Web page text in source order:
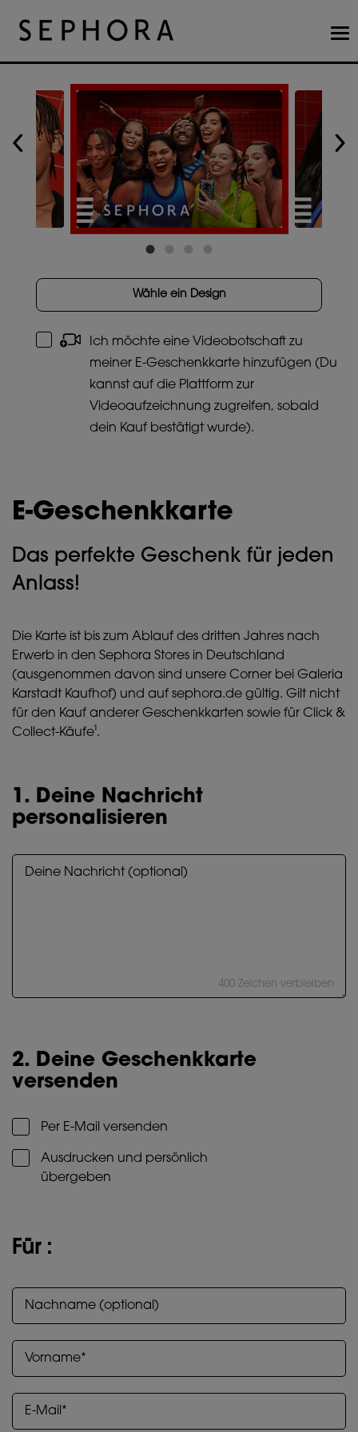
Wähle ein Design
Ich möchte eine Videobotschaft zu
meiner E-Geschenkkarte hinzufügen (Du
kannst auf die Plattform zur
Videoaufzeichnung zugreifen, sobald
dein Kauf bestätigt wurde).
E-Geschenkkarte
Das perfekte Geschenk für jeden
Anlass!
Die Karte ist bis zum Ablauf des dritten Jahres nach
Erwerb in den Sephora Stores in Deutschland
(ausgenommen davon sind unsere Corner bei Galeria
Karstadt Kaufhof) und auf sephora.de gültig. Gilt nicht
für den Kauf anderer Geschenkkarten sowie für Click &
Collect-Käufe¹.
1. Deine Nachricht
personalisieren
400 Zeichen verbleiben
2. Deine Geschenkkarte
versenden
Per E-Mail versenden
Ausdrucken und persönlich
übergeben
Für :